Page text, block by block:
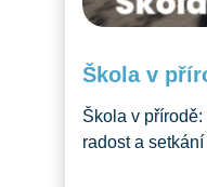
Škola v
Škola v
radost a